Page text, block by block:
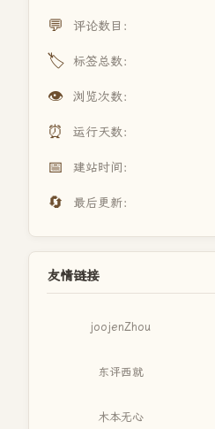
💬 评论数目：
🏷️ 标签总数：
👁️ 浏览次数：
⏰ 运行天数：
📅 建站时间：
🔄 最后更新：
友情链接
joojenZhou
东评西就
木本无心